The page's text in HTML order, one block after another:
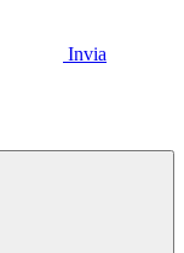
Invia